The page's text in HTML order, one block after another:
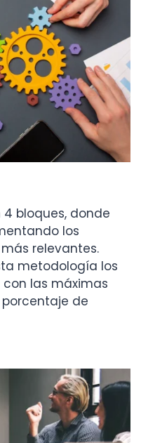
4 bloques, donde
los
relevantes.
metodología los
las máximas
de